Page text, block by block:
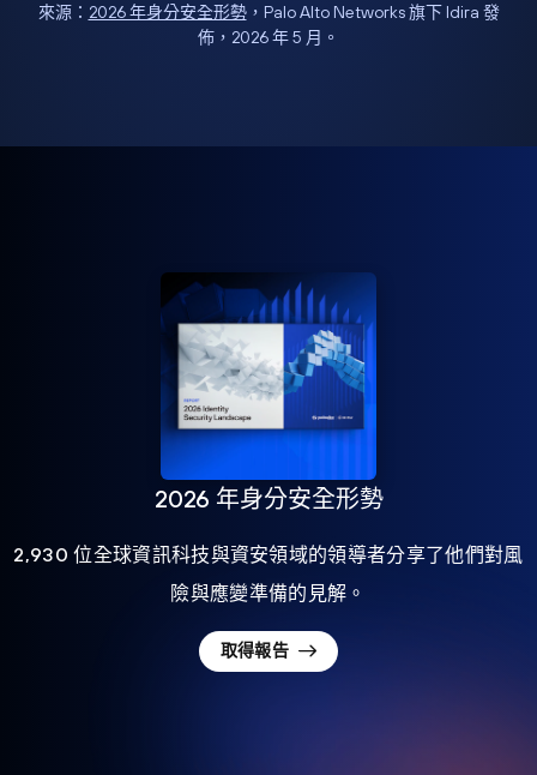
來源： 2026 年身分安全形勢，Palo Alto Networks 旗下 Idira 發
佈，2026 年 5 月。
2026 年身分安全形勢
2,930 位全球資訊科技與資安領域的領導者分享了他們對風
險與應變準備的見解。
取得報告